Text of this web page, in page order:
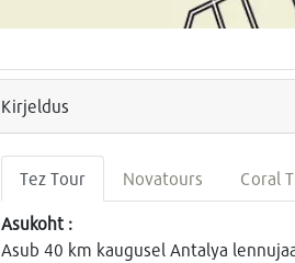
Kirjeldus
Tez Tour Novatours Coral
Asukoht :
Asub 40 km kaugusel Antalya